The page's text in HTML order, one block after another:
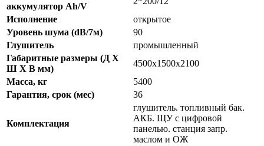
аккумулятор Ah/V
Исполнение
открытое
Уровень шума (dB/7м)
90
Глушитель
промышленный
Габаритные размеры (Д X
Ш X В мм)
4500х1500х2100
Масса, кг
5400
Гарантия, срок (мес)
36
Комплектация
глушитель. топливный бак.
АКБ. ЩУ с цифровой
панелью. станция запр.
маслом и ОЖ